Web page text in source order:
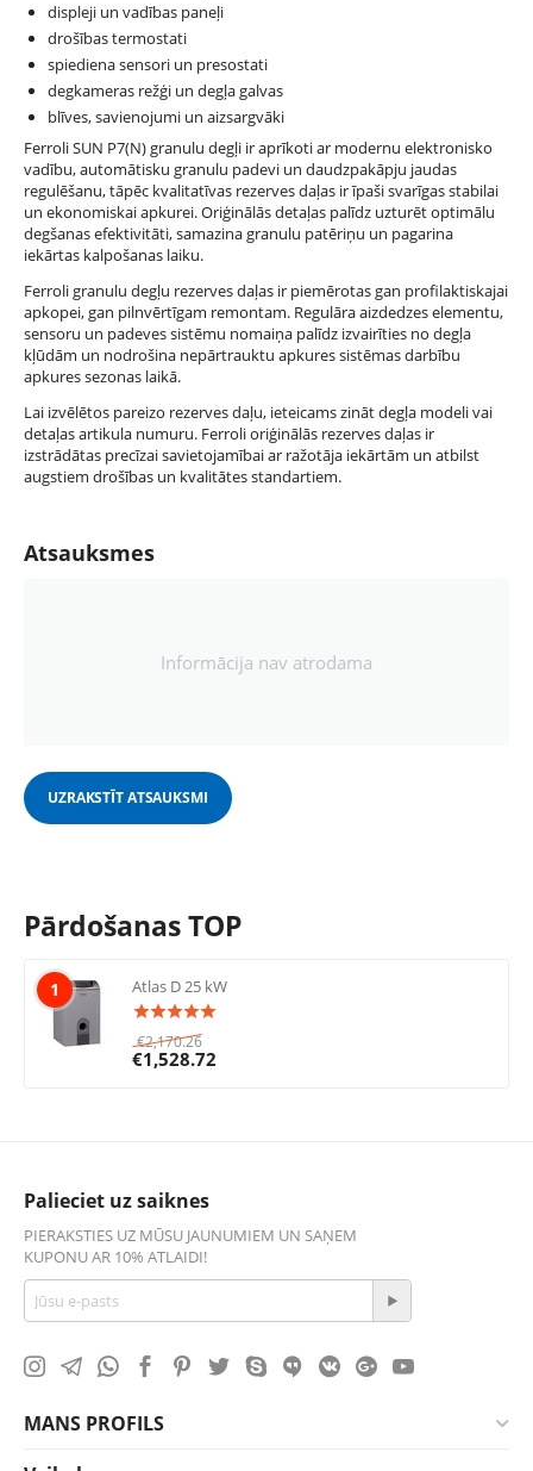
displeji un vadības paneļi
drošības termostati
spiediena sensori un presostati
degkameras režģi un degļa galvas
blīves, savienojumi un aizsargvāki
Ferroli SUN P7(N) granulu degļi ir aprīkoti ar modernu elektronisko
vadību, automātisku granulu padevi un daudzpakāpju jaudas
regulēšanu, tāpēc kvalitatīvas rezerves daļas ir īpaši svarīgas stabilai
un ekonomiskai apkurei. Oriģinālās detaļas palīdz uzturēt optimālu
degšanas efektivitāti, samazina granulu patēriņu un pagarina
iekārtas kalpošanas laiku.
Ferroli granulu degļu rezerves daļas ir piemērotas gan profilaktiskajai
apkopei, gan pilnvērtīgam remontam. Regulāra aizdedzes elementu,
sensoru un padeves sistēmu nomaiņa palīdz izvairīties no degļa
kļūdām un nodrošina nepārtrauktu apkures sistēmas darbību
apkures sezonas laikā.
Lai izvēlētos pareizo rezerves daļu, ieteicams zināt degļa modeli vai
detaļas artikula numuru. Ferroli oriģinālās rezerves daļas ir
izstrādātas precīzai savietojamībai ar ražotāja iekārtām un atbilst
augstiem drošības un kvalitātes standartiem.
Atsauksmes
Informācija nav atrodama
UZRAKSTĪT ATSAUKSMI
Pārdošanas TOP
1 Atlas D 25 kW
€2,170.26
€1,528.72
Palieciet uz saiknes
PIERAKSTIES UZ MŪSU JAUNUMIEM UN SAŅEM
KUPONU AR 10% ATLAIDI!
MANS PROFILS